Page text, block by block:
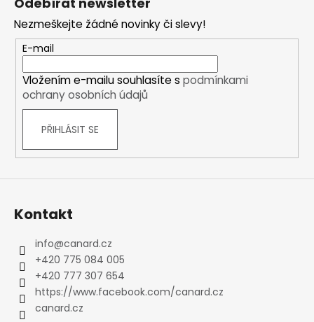
Nezmeškejte žádné novinky či slevy!
E-mail
Vložením e-mailu souhlasíte s podmínkami
ochrany osobních údajů
PŘIHLÁSIT SE
Kontakt
info@canard.cz
+420 775 084 005
+420 777 307 654
https://www.facebook.com/canard.cz
canard.cz